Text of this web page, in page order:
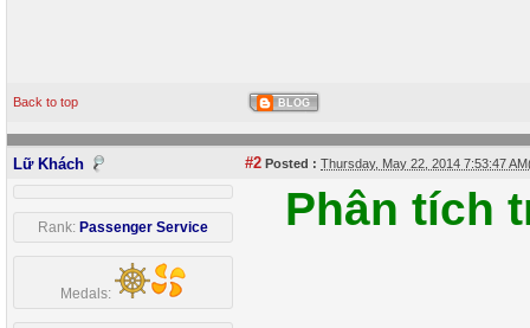
Back to top BLOG
Lữ Khách #2 Posted : Thursday, May 22, 2014 7:53:47
Rank: Passenger Service
Medals:
Phân tích